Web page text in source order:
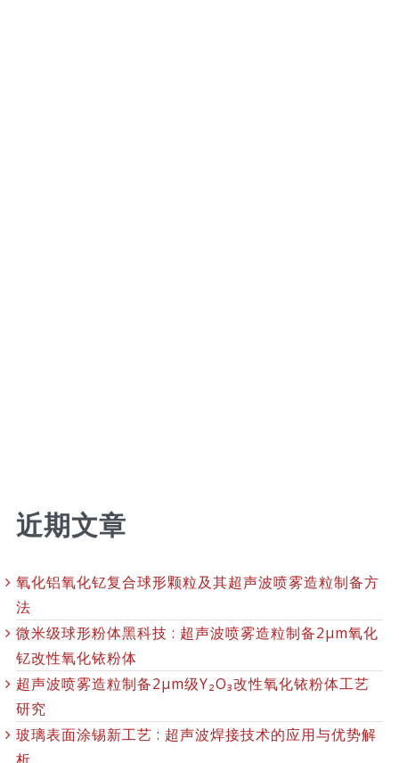
近期文章
氧化铝氧化钇复合球形颗粒及其超声波喷雾造粒制备方
法
微米级球形粉体黑科技 : 超声波喷雾造粒制备2μm氧化
钇改性氧化铱粉体
超声波喷雾造粒制备2μm级Y₂O₃改性氧化铱粉体工艺
研究
玻璃表面涂锡新工艺 : 超声波焊接技术的应用与优势解